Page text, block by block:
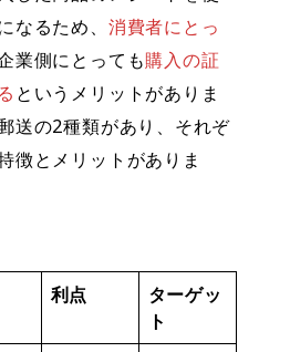
なるため、 消費者にとっ
業側にとっても購入の証
というメリットがありま
送の2種類があり、それぞ
徴とメリットがありま
利点
ターゲッ
ト